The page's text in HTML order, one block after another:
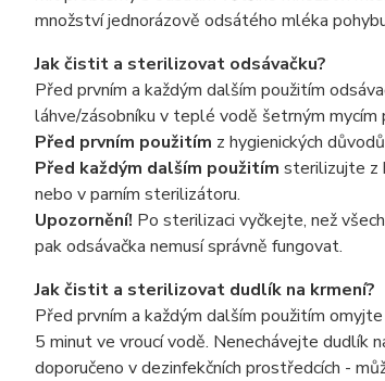
množství jednorázově odsátého mléka
Jak čistit a sterilizovat odsávačku?
Před prvním a každým dalším použitím
láhve/zásobníku v teplé vodě šetrným
Před prvním použitím z hygienických
Před každým dalším použitím sterilizujte z
nebo v parním sterilizátoru.
Upozornění! Po sterilizaci vyčkejte, než
pak odsávačka nemusí správně fungovat.
Jak čistit a sterilizovat dudlík na krmení?
Před prvním a každým dalším použitím
5 minut ve vroucí vodě. Nenechávejte dudlík
doporučeno v dezinfekčních prostředcích -